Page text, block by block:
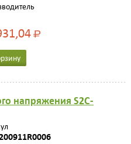
Р
напряжения S2C-